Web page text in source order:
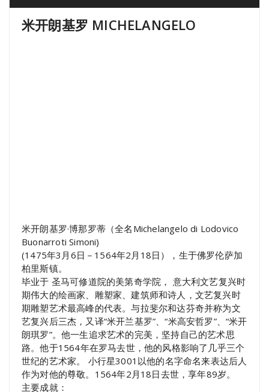
米开朗基罗 MICHELANGELO
米开朗基罗·博那罗蒂（全名Michelangelo di Lodovico
Buonarroti Simoni)
(1475年3月6日－1564年2月18日），生于佛罗伦萨加
柏里斯镇。
毕业于 圣马可修道院的美第奇学院， 意大利文艺复兴时
期伟大的绘画家、雕塑家、建筑师和诗人，文艺复兴时
期雕塑艺术最高峰的代表。与拉斐尔和达芬奇并称为文
艺复兴后三杰，又译“米开兰基罗”、“米高安哲罗”、“米开
朗琪罗”。他一生追求艺术的完美，坚持自己的艺术思
路。他于1564年在罗马去世，他的风格影响了几乎三个
世纪的艺术家。 小行星3001以他的名字命名来表达后人
作为对他的尊敬。1564年2月18日去世，享年89岁。
主要成就：